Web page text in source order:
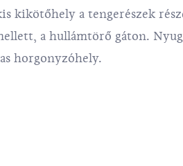
kikötőhely a tengerészek
a hullámtörő gáton.
horgonyzóhely.